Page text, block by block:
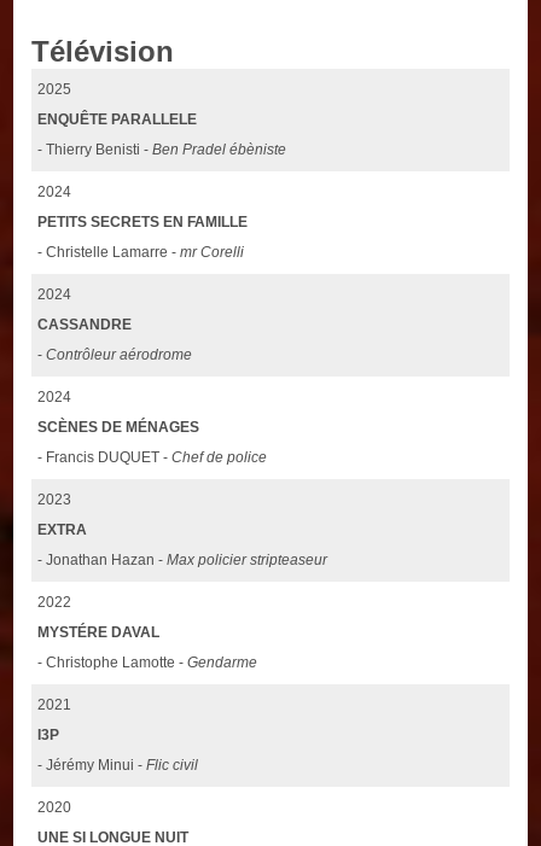
Télévision
2025
ENQUÊTE PARALLELE
- Thierry Benisti -Ben Pradel ébèniste
2024
PETITS SECRETS EN FAMILLE
- Christelle Lamarre -mr Corelli
2024
CASSANDRE
-Contrôleur aérodrome
2024
SCÈNES DE MÉNAGES
- Francis DUQUET -Chef de police
2023
EXTRA
- Jonathan Hazan -Max policier stripteaseur
2022
MYSTÉRE DAVAL
- Christophe Lamotte -Gendarme
2021
I3P
- Jérémy Minui -Flic civil
2020
UNE SI LONGUE NUIT